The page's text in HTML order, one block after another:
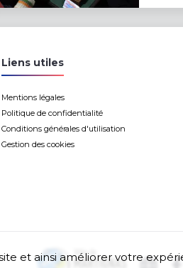
Liens utiles
Mentions légales
Politique de confidentialité
Conditions générales d'utilisation
Gestion des cookies
et ainsi améliorer votre